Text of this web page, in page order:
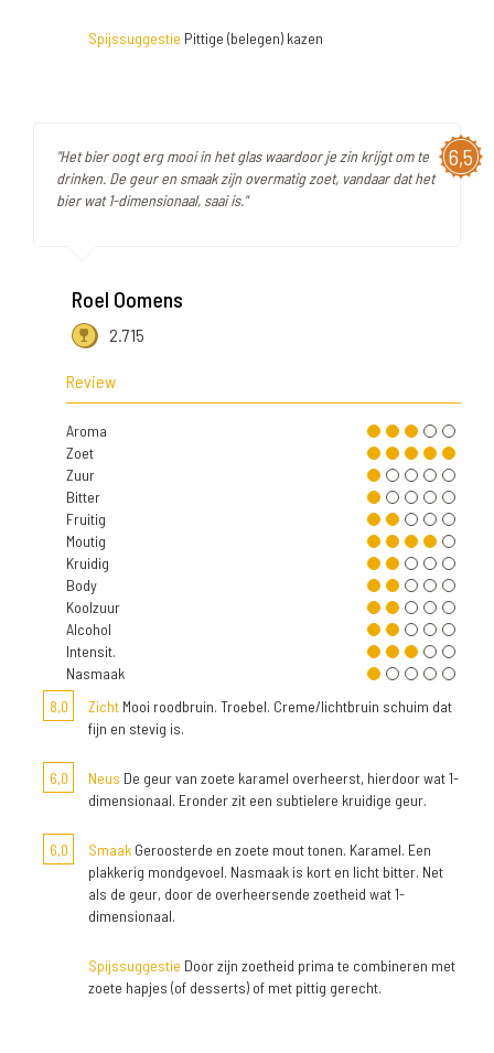
Spijssuggestie Pittige (belegen) kazen
6,5
"Het bier oogt erg mooi in het glas waardoor je zin krijgt om te
drinken. De geur en smaak zijn overmatig zoet, vandaar dat het
bier wat 1-dimensionaal, saai is."
Roel Oomens
2.715
Review
Aroma
Zoet
Zuur
Bitter
Fruitig
Moutig
Kruidig
Body
Koolzuur
Alcohol
Intensit.
Nasmaak
8,0
Zicht Mooi roodbruin. Troebel. Creme/lichtbruin schuim dat
fijn en stevig is.
6,0 Neus De geur van zoete karamel overheerst, hierdoor wat 1-
dimensionaal. Eronder zit een subtielere kruidige geur.
6,0 Smaak Geroosterde en zoete mout tonen. Karamel. Een
plakkerig mondgevoel. Nasmaak is kort en licht bitter. Net
als de geur, door de overheersende zoetheid wat 1-
dimensionaal.
Spijssuggestie Door zijn zoetheid prima te combineren met
zoete hapjes (of desserts) of met pittig gerecht.